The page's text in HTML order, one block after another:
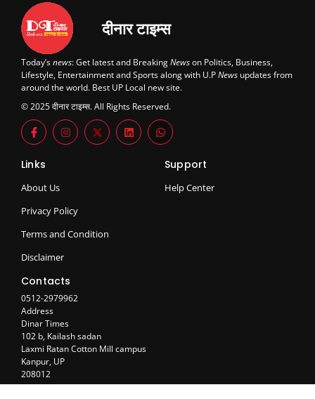
दीनार टाइम्स
Today’snews: Get latest and BreakingNewson Politics, Business,
Lifestyle, Entertainment and Sports along with U.PNews updates from
around the world. Best UP Local new site.
© 2025 दीनार टाइम्स. All Rights Reserved.
Links
About Us
Privacy Policy
Terms and Condition
Disclaimer
Support
Help Center
Contacts
0512-2979962
Address
Dinar Times
102 b, Kailash sadan
Laxmi Ratan Cotton Mill campus
Kanpur, UP
208012